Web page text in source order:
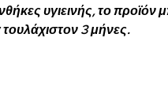
υγιεινής, το προϊόν
τουλάχιστον 3 μήνες.